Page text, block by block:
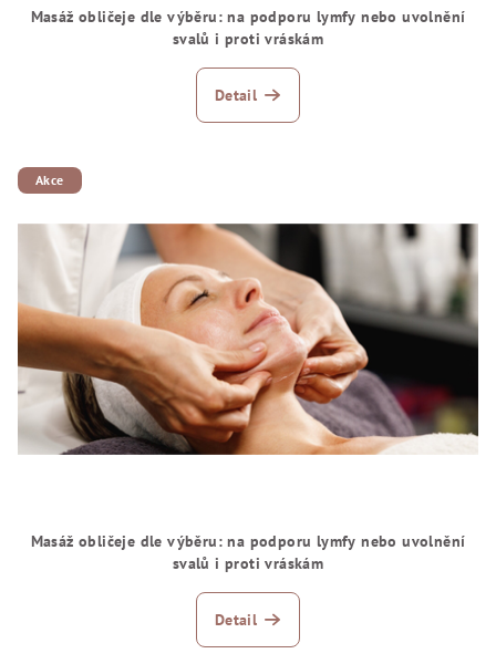
Masáž obličeje dle výběru: na podporu lymfy nebo uvolnění
svalů i proti vráskám
Detail
Akce
Masáž obličeje dle výběru: na podporu lymfy nebo uvolnění
svalů i proti vráskám
Detail